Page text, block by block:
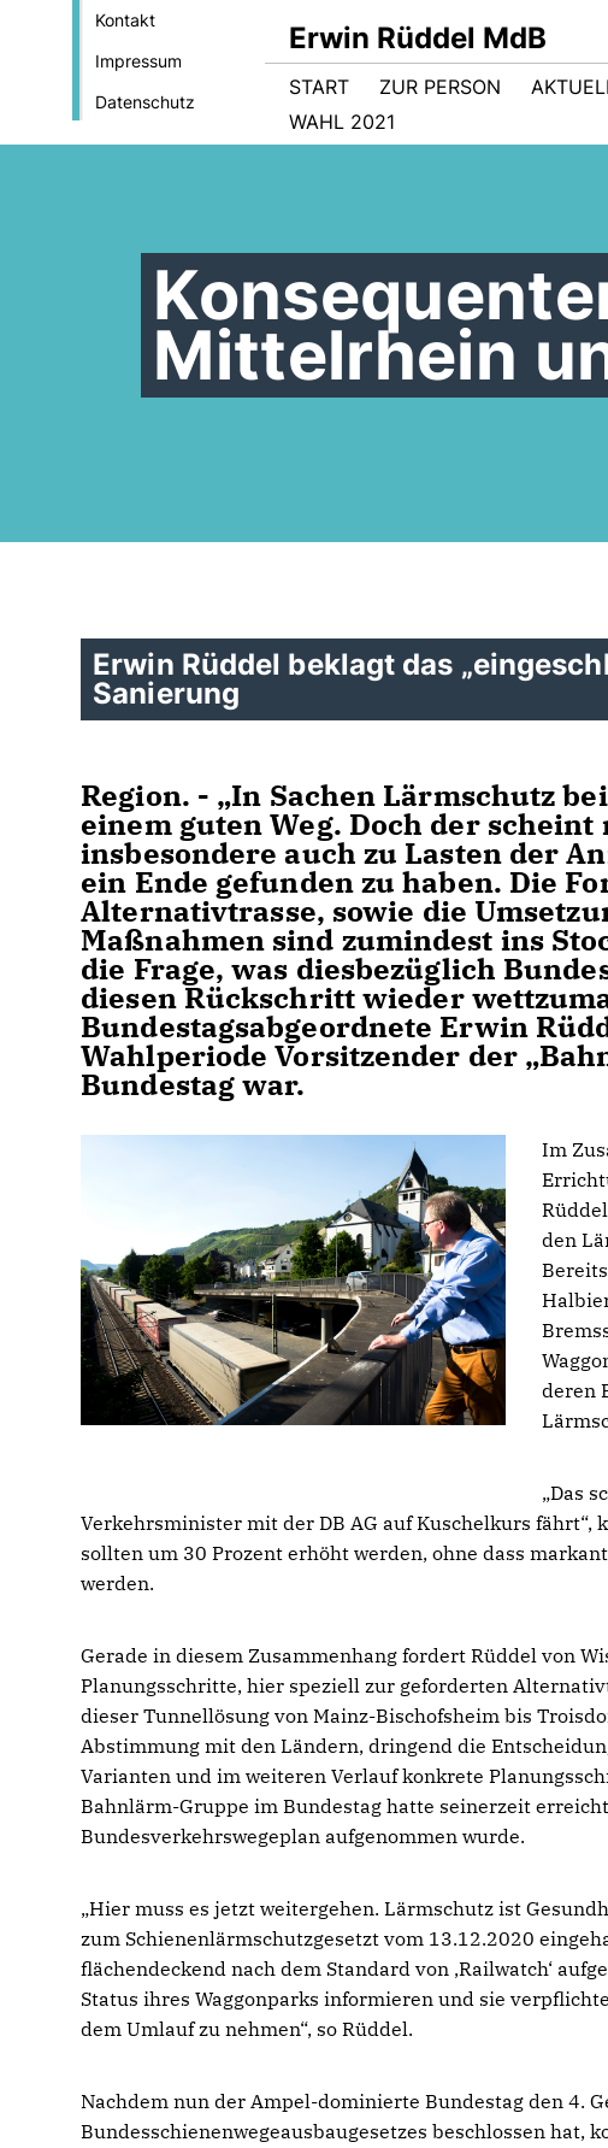
Kontakt
Impressum
Datenschutz
Erwin Rüddel MdB
START ZUR PERSON
WAHL 2021
Mittelrhein
Erwin Rüddel beklagt das
Sanierung
Region. - „In Sachen Lärmschutz
einem guten Weg. Doch der
insbesondere auch zu Lasten der
ein Ende gefunden zu haben. Die
Alternativtrasse, sowie die
Maßnahmen sind zumindest ins
die Frage, was diesbezüglich
diesen Rückschritt wieder
Bundestagsabgeordnete Erwin
Wahlperiode Vorsitzender der
Bundestag war.
Im
den
deren
Das
Verkehrsminister mit der DB AG auf Kuschelkurs
sollten um 30 Prozent erhöht werden, ohne dass
werden.
Gerade in diesem Zusammenhang fordert Rüddel von
Planungsschritte, hier speziell zur geforderten
dieser Tunnellösung von Mainz-Bischofsheim bis
Abstimmung mit den Ländern, dringend die
Varianten und im weiteren Verlauf konkrete
Bahnlärm-Gruppe im Bundestag hatte seinerzeit
Bundesverkehrswegeplan aufgenommen wurde.
Hier muss es jetzt weitergehen. Lärmschutz ist
zum Schienenlärmschutzgesetzt vom 13.12.2020
flächendeckend nach dem Standard von ‚Railwatch‘
Status ihres Waggonparks informieren und sie
dem Umlauf zu nehmen“, so Rüddel.
Nachdem nun der Ampel-dominierte Bundestag den 4.
Bundesschienenwegeausbaugesetzes beschlossen hat,